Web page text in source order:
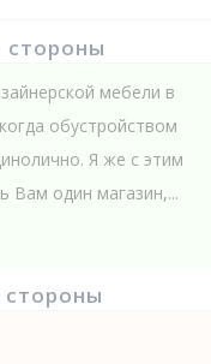
мебели в
обустройством
Я же с этим
Вам один магазин,...